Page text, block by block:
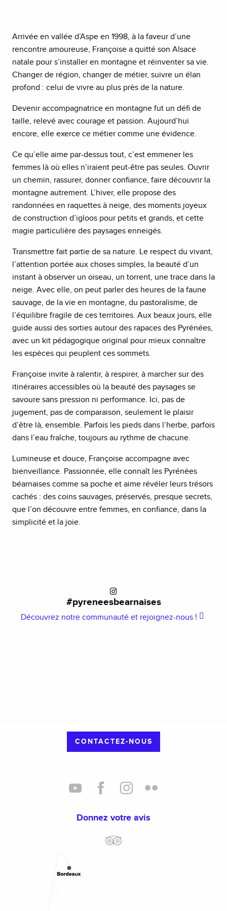
Arrivée en vallée d’Aspe en 1998, à la faveur d’une
rencontre amoureuse, Françoise a quitté son Alsace
natale pour s’installer en montagne et réinventer sa vie.
Changer de région, changer de métier, suivre un élan
profond : celui de vivre au plus près de la nature.
Devenir accompagnatrice en montagne fut un défi de
taille, relevé avec courage et passion. Aujourd’hui
encore, elle exerce ce métier comme une évidence.
Ce qu’elle aime par-dessus tout, c’est emmener les
femmes là où elles n’iraient peut-être pas seules. Ouvrir
un chemin, rassurer, donner confiance, faire découvrir la
montagne autrement. L’hiver, elle propose des
randonnées en raquettes à neige, des moments joyeux
de construction d’igloos pour petits et grands, et cette
magie particulière des paysages enneigés.
Transmettre fait partie de sa nature. Le respect du vivant,
l’attention portée aux choses simples, la beauté d’un
instant à observer un oiseau, un torrent, une trace dans la
neige. Avec elle, on peut parler des heures de la faune
sauvage, de la vie en montagne, du pastoralisme, de
l’équilibre fragile de ces territoires. Aux beaux jours, elle
guide aussi des sorties autour des rapaces des Pyrénées,
avec un kit pédagogique original pour mieux connaître
les espèces qui peuplent ces sommets.
Françoise invite à ralentir, à respirer, à marcher sur des
itinéraires accessibles où la beauté des paysages se
savoure sans pression ni performance. Ici, pas de
jugement, pas de comparaison, seulement le plaisir
d’être là, ensemble. Parfois les pieds dans l’herbe, parfois
dans l’eau fraîche, toujours au rythme de chacune.
Lumineuse et douce, Françoise accompagne avec
bienveillance. Passionnée, elle connaît les Pyrénées
béarnaises comme sa poche et aime révéler leurs trésors
cachés : des coins sauvages, préservés, presque secrets,
que l’on découvre entre femmes, en confiance, dans la
simplicité et la joie.
#pyreneesbearnaises
Découvrez notre communauté et rejoignez-nous !
CONTACTEZ-NOUS
Donnez votre avis